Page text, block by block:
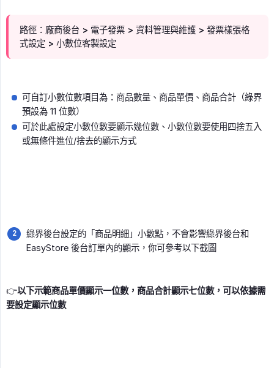
路徑：廠商後台 > 電子發票 > 資料管理與維護 > 發票樣張格
式設定 > 小數位客製設定
可自訂小數位數項目為：商品數量、商品單價、商品合計（綠界
預設為 11 位數）
可於此處設定小數位數要顯示幾位數、小數位數要使用四捨五入
或無條件進位/捨去的顯示方式
綠界後台設定的「商品明細」小數點，不會影響綠界後台和
EasyStore 後台訂單內的顯示，你可參考以下截圖
👉以下示範商品單價顯示一位數，商品合計顯示七位數，可以依據需
要設定顯示位數